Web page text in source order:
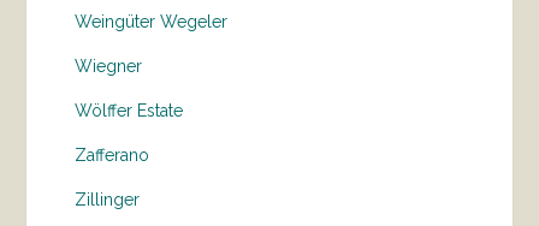
Weingüter Wegeler
Wiegner
Wölffer Estate
Zafferano
Zillinger